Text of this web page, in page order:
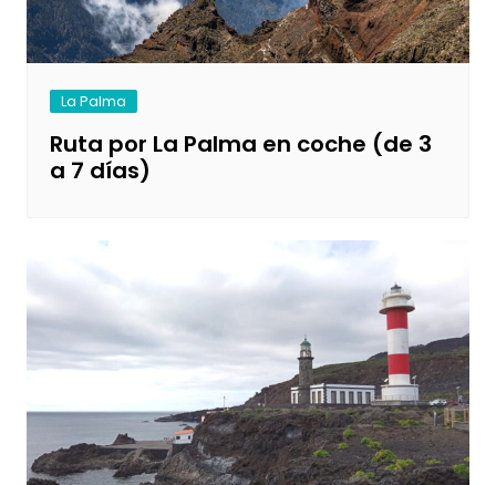
La Palma
Ruta por La Palma en coche (de 3
a 7 días)